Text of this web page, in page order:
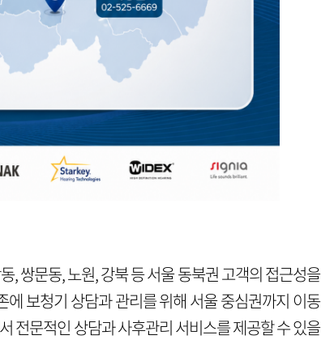
, 쌍문동, 노원, 강북 등 서울 동북권 고객의 접근성을
보청기 상담과 관리를 위해 서울 중심권까지 이동
전문적인 상담과 사후관리 서비스를 제공할 수 있을